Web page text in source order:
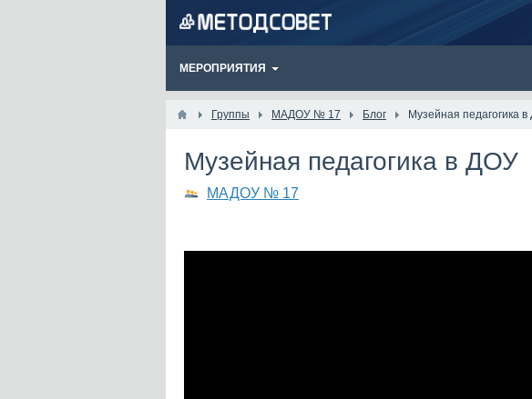
МЕРОПРИЯТИЯ
Группы МАДОУ № 17 Блог Музейная педагогика
Музейная педагогика в ДОУ
МАДОУ № 17